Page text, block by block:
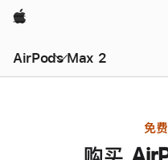
Apple
AirPods Max 2
免